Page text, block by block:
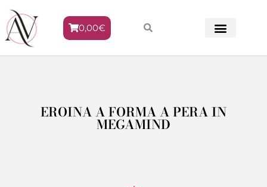
0,00€
EROINA A FORMA A PERA IN
MEGAMIND